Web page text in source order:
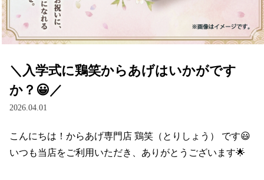
＼入学式に鶏笑からあげはいかがです
か？😀／
2026.04.01
こんにちは！からあげ専門店 鶏笑（とりしょう） です😃
いつも当店をご利用いただき、ありがとうございます🌟